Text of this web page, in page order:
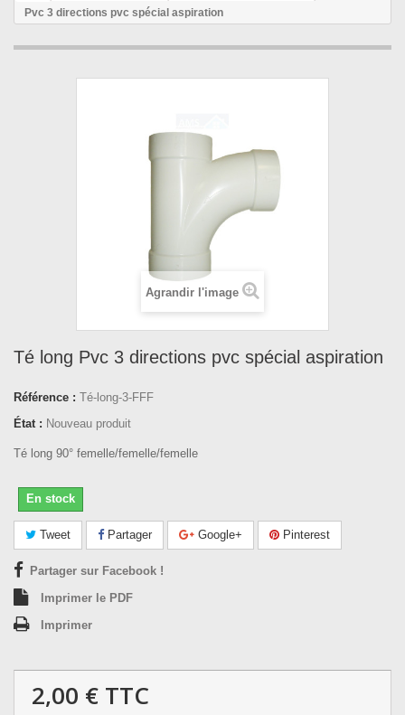
Pvc 3 directions pvc spécial aspiration
Agrandir l'image
Té long Pvc 3 directions pvc spécial aspiration
Référence : Té-long-3-FFF
État : Nouveau produit
Té long 90° femelle/femelle/femelle
En stock
Tweet Partager Google+ Pinterest
Partager sur Facebook !
Imprimer le PDF
Imprimer
2,00 € TTC